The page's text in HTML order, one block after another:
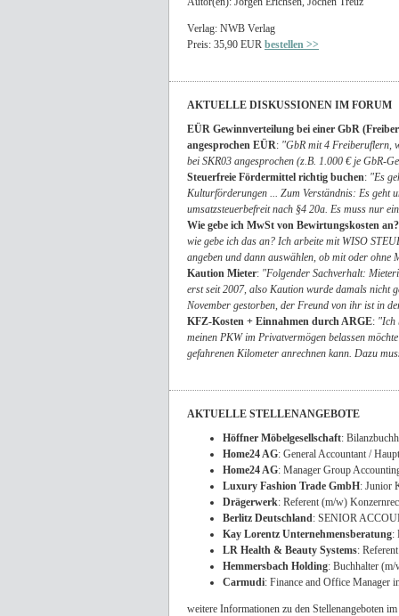
Verlag: NWB Verlag
Preis: 35,90 EUR bestellen >>
AKTUELLE DISKUSSIONEN IM FORUM
EÜR Gewinnverteilung bei einer GbR
angesprochen EÜR: "GbR mit 4 Freiberuflern,
bei SKR03 angesprochen (z.B. 1.000 € je GbR-
Steuerfreie Fördermittel richtig buchen: "Es
Kulturförderungen ... Zum Verständnis: Es geht
umsatzsteuerbefreit nach §4 20a. Es muss nur
Wie gebe ich MwSt von Bewirtungskosten an?
wie gebe ich das an? Ich arbeite mit WISO
angeben und dann auswählen, ob mit oder
Kaution Mieter: "Folgender Sachverhalt:
erst seit 2007, also Kaution wurde damals nicht
November gestorben, der Freund von ihr ist in
KFZ-Kosten + Einnahmen durch ARGE: "Ich
meinen PKW im Privatvermögen belassen
gefahrenen Kilometer anrechnen kann. Dazu
AKTUELLE STELLENANGEBOTE
Höffner Möbelgesellschaft:
Home24 AG: General Accountant /
Home24 AG: Manager Group
Luxury Fashion Trade GmbH: Junior
Drägerwerk: Referent (m/w)
Berlitz Deutschland: SENIOR
Kay Lorentz Unternehmensberatung:
LR Health & Beauty Systems:
Hemmersbach Holding: Buchhalter
Carmudi: Finance and Office Manager
weitere Informationen zu den Stellenangeboten im